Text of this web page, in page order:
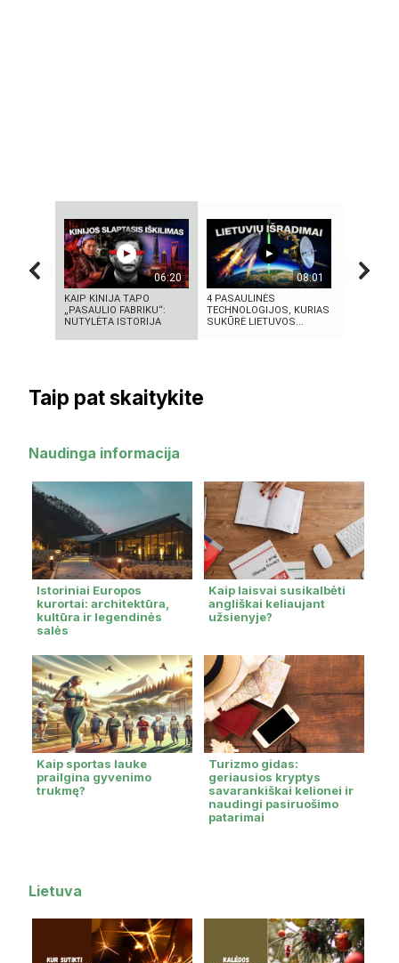
06:20
KAIP KINIJA TAPO
„PASAULIO FABRIKU“:
NUTYLĖTA ISTORIJA
08:01
4 PASAULINĖS
TECHNOLOGIJOS, KURIAS
SUKŪRĖ LIETUVOS...
Taip pat skaitykite
Naudinga informacija
Istoriniai Europos
kurortai: architektūra,
kultūra ir legendinės
salės
Kaip laisvai susikalbėti
angliškai keliaujant
užsienyje?
Kaip sportas lauke
prailgina gyvenimo
trukmę?
Turizmo gidas:
geriausios kryptys
savarankiškai kelionei ir
naudingi pasiruošimo
patarimai
Lietuva